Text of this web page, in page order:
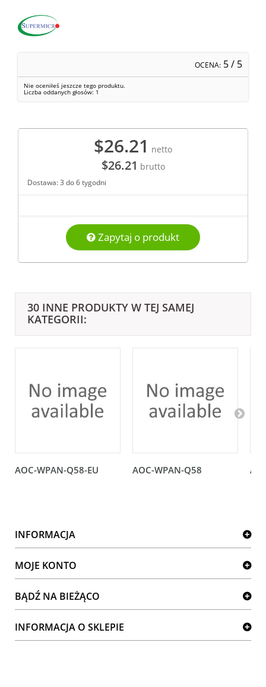
OCENA: 5/ 5
Nie oceniłeś jeszcze tego produktu.
Liczba oddanych głosów: 1
$26.21 netto
$26.21 brutto
Dostawa: 3 do 6 tygodni
Zapytaj o produkt
30 INNE PRODUKTY W TEJ SAMEJ
KATEGORII:
AOC-WPAN-Q58-EU AOC-WPAN-Q58
INFORMACJA
MOJE KONTO
BĄDŹ NA BIEŻĄCO
INFORMACJA O SKLEPIE